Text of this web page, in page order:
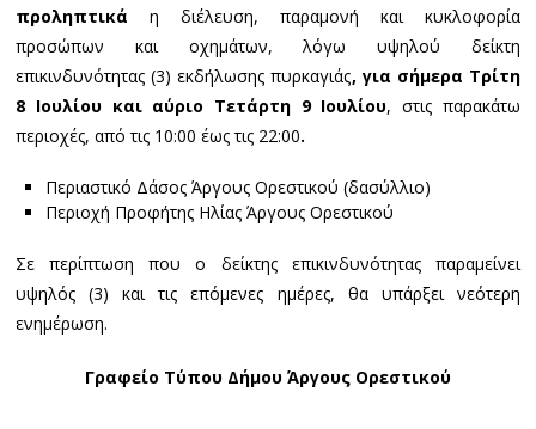
0
2
5
προληπτικάη διέλευση, παραμονή και κυκλοφορία
προσώπων και οχημάτων, λόγω υψηλού δείκτη
επικινδυνότητας (3) εκδήλωσης πυρκαγιάς, για σήμερα Τρίτη
8 Ιουλίου και αύριο Τετάρτη 9 Ιουλίου, στις παρακάτω
περιοχές, από τις 10:00 έως τις 22:00.
Περιαστικό Δάσος Άργους Ορεστικού (δασύλλιο)
Περιοχή Προφήτης Ηλίας Άργους Ορεστικού
Σε περίπτωση που ο δείκτης επικινδυνότητας παραμείνει
υψηλός (3) και τις επόμενες ημέρες, θα υπάρξει νεότερη
ενημέρωση.
Γραφείο Τύπου Δήμου Άργους Ορεστικού